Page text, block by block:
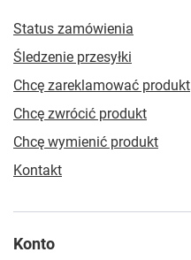
Status zamówienia
Śledzenie przesyłki
Chcę zareklamować produkt
Chcę zwrócić produkt
Chcę wymienić produkt
Kontakt
Konto